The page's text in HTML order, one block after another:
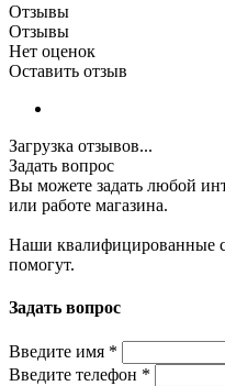
Отзывы
Отзывы
Нет оценок
Оставить отзыв
Загрузка отзывов...
Задать вопрос
Вы можете задать любой
или работе магазина.
Наши квалифицированные
помогут.
Задать вопрос
Введите имя *
Введите телефон *